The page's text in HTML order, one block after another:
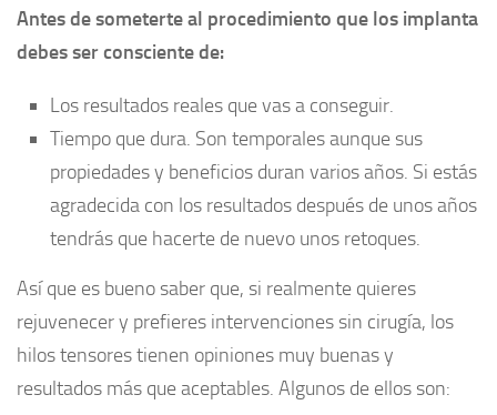
Antes de someterte al procedimiento que los implanta
debes ser consciente de:
Los resultados reales que vas a conseguir.
Tiempo que dura. Son temporales aunque sus
propiedades y beneficios duran varios años. Si estás
agradecida con los resultados después de unos años
tendrás que hacerte de nuevo unos retoques.
Así que es bueno saber que, si realmente quieres
rejuvenecer y prefieres intervenciones sin cirugía, los
hilos tensores tienen opiniones muy buenas y
resultados más que aceptables. Algunos de ellos son: